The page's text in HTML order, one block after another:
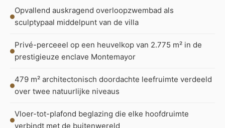
Opvallend auskragend overloopzwembad als
sculptурaal middelpunt van de villa
Privé-perceeel op een heuvelkop van 2.775 m² in de
prestigieuze enclave Montemayor
479 m² architectonisch doordachte leefruimte verdeeld
over twee natuurlijke niveaus
Vloer-tot-plafond beglazing die elke hoofdruimte
verbindt met de buitenwereld